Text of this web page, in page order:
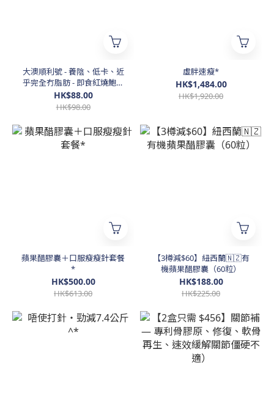
大澳順利號 - 養陰、低卡、近
乎完全冇脂肪 - 即食紅燒鮑魚
- 一1罐4大隻 (380g)
HK$88.00
HK$98.00
虛胖速瘦*
HK$1,484.00
HK$1,920.00
蘋果醋膠囊＋口服瘦瘦針套餐
*
HK$500.00
HK$613.00
【3樽減$60】紐西蘭🇳🇿有
機蘋果醋膠囊（60粒）
HK$188.00
HK$225.00